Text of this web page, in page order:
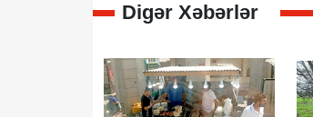
Digər Xəbərlər